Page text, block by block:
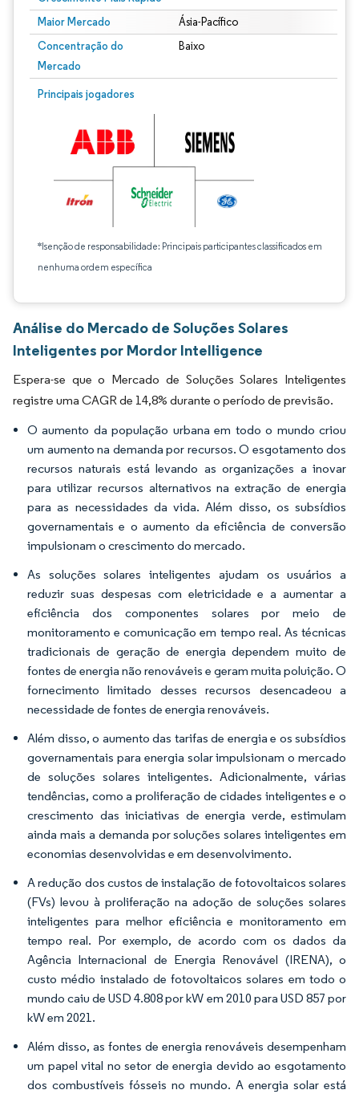
Maior Mercado Ásia-Pacífico
Concentração do
Mercado
Baixo
Principais jogadores
*Isenção de responsabilidade: Principais participantes classificados em
nenhuma ordem específica
Análise do Mercado de Soluções Solares
Inteligentes por Mordor Intelligence
Espera-se que o Mercado de Soluções Solares Inteligentes
registre uma CAGR de 14,8% durante o período de previsão.
O aumento da população urbana em todo o mundo criou
um aumento na demanda por recursos. O esgotamento dos
recursos naturais está levando as organizações a inovar
para utilizar recursos alternativos na extração de energia
para as necessidades da vida. Além disso, os subsídios
governamentais e o aumento da eficiência de conversão
impulsionam o crescimento do mercado.
As soluções solares inteligentes ajudam os usuários a
reduzir suas despesas com eletricidade e a aumentar a
eficiência dos componentes solares por meio de
monitoramento e comunicação em tempo real. As técnicas
tradicionais de geração de energia dependem muito de
fontes de energia não renováveis e geram muita poluição. O
fornecimento limitado desses recursos desencadeou a
necessidade de fontes de energia renováveis.
Além disso, o aumento das tarifas de energia e os subsídios
governamentais para energia solar impulsionam o mercado
de soluções solares inteligentes. Adicionalmente, várias
tendências, como a proliferação de cidades inteligentes e o
crescimento das iniciativas de energia verde, estimulam
ainda mais a demanda por soluções solares inteligentes em
economias desenvolvidas e em desenvolvimento.
A redução dos custos de instalação de fotovoltaicos solares
(FVs) levou à proliferação na adoção de soluções solares
inteligentes para melhor eficiência e monitoramento em
tempo real. Por exemplo, de acordo com os dados da
Agência Internacional de Energia Renovável (IRENA), o
custo médio instalado de fotovoltaicos solares em todo o
mundo caiu de USD 4.808 por kW em 2010 para USD 857 por
kW em 2021.
Além disso, as fontes de energia renováveis desempenham
um papel vital no setor de energia devido ao esgotamento
dos combustíveis fósseis no mundo. A energia solar está